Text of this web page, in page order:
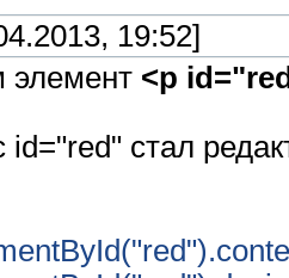
19:52]
элемент <p
id="red" стал